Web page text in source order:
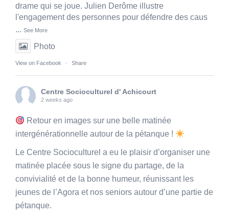
drame qui se joue. Julien Derôme illustre
l'engagement des personnes pour défendre des caus
... See More
Photo
View on Facebook · Share
Centre Socioculturel d' Achicourt
2 weeks ago
Retour en images sur une belle matinée
intergénérationnelle autour de la pétanque !
Le Centre Socioculturel a eu le plaisir d’organiser une
matinée placée sous le signe du partage, de la
convivialité et de la bonne humeur, réunissant les
jeunes de l’Agora et nos seniors autour d’une partie de
pétanque.